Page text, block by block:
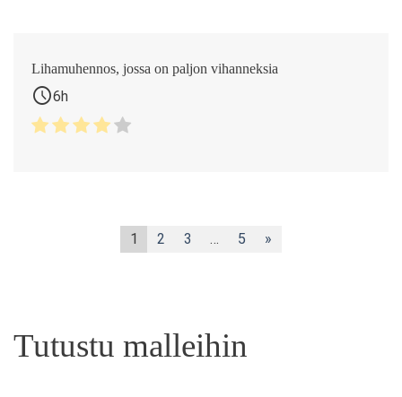
Lihamuhennos, jossa on paljon vihanneksia
schedule6h
1 2 3 … 5 »
Tutustu malleihin